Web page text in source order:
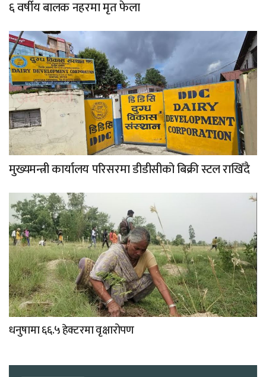
६ वर्षीय बालक नहरमा मृत फेला
मुख्यमन्त्री कार्यालय परिसरमा डीडीसीको बिक्री स्टल राखिँदै
धनुषामा ६६.५ हेक्टरमा वृक्षारोपण